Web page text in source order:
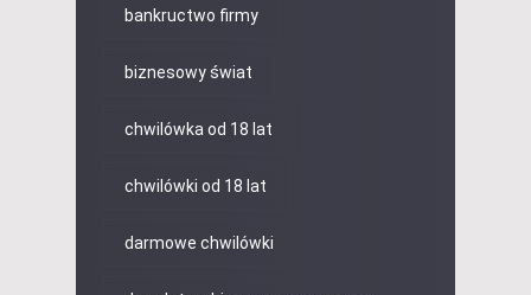
bankructwo firmy
biznesowy świat
chwilówka od 18 lat
chwilówki od 18 lat
darmowe chwilówki